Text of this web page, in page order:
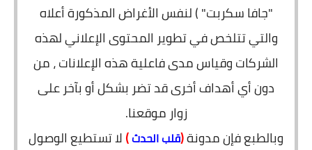
"جافا سكربت" ) لنفس الأغراض المذكورة أعلاه
والتي تتلخص في تطوير المحتوى الإعلاني لهذه
الشركات وقياس مدى فاعلية هذه الإعلانات ، من
دون أي أهداف أخرى قد تضر بشكل أو بآخر على
زوار موقعنا.
وبالطبع فإن مدونة(قلب الحدث)لا تستطيع الوصول